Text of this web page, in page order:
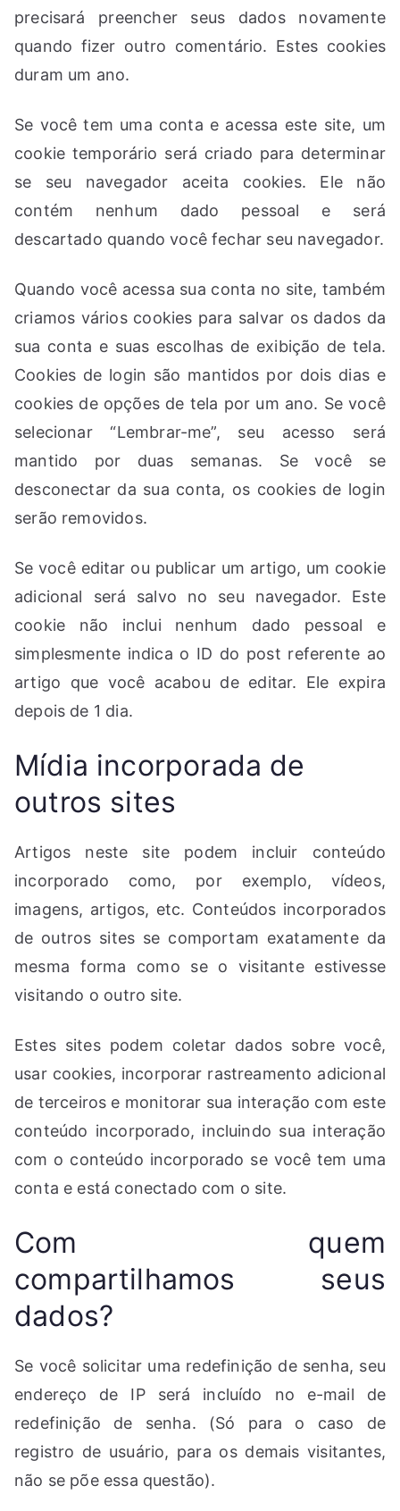
precisará preencher seus dados novamente
quando fizer outro comentário. Estes cookies
duram um ano.
Se você tem uma conta e acessa este site, um
cookie temporário será criado para determinar
se seu navegador aceita cookies. Ele não
contém nenhum dado pessoal e será
descartado quando você fechar seu navegador.
Quando você acessa sua conta no site, também
criamos vários cookies para salvar os dados da
sua conta e suas escolhas de exibição de tela.
Cookies de login são mantidos por dois dias e
cookies de opções de tela por um ano. Se você
selecionar “Lembrar-me”, seu acesso será
mantido por duas semanas. Se você se
desconectar da sua conta, os cookies de login
serão removidos.
Se você editar ou publicar um artigo, um cookie
adicional será salvo no seu navegador. Este
cookie não inclui nenhum dado pessoal e
simplesmente indica o ID do post referente ao
artigo que você acabou de editar. Ele expira
depois de 1 dia.
Mídia incorporada de
outros sites
Artigos neste site podem incluir conteúdo
incorporado como, por exemplo, vídeos,
imagens, artigos, etc. Conteúdos incorporados
de outros sites se comportam exatamente da
mesma forma como se o visitante estivesse
visitando o outro site.
Estes sites podem coletar dados sobre você,
usar cookies, incorporar rastreamento adicional
de terceiros e monitorar sua interação com este
conteúdo incorporado, incluindo sua interação
com o conteúdo incorporado se você tem uma
conta e está conectado com o site.
Com quem
compartilhamos seus
dados?
Se você solicitar uma redefinição de senha, seu
endereço de IP será incluído no e-mail de
redefinição de senha. (Só para o caso de
registro de usuário, para os demais visitantes,
não se põe essa questão).